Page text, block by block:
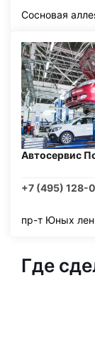
Сосновая
Автосервис
+7 (495) 128-
пр-т Юных
Где